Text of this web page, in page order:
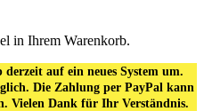
in Ihrem Warenkorb.
auf ein neues System um.
Die Zahlung per PayPal kann
Vielen Dank für Ihr Verständnis.